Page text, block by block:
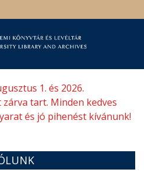
1. és 2026.
tart. Minden kedves
és jó pihenést kívánunk!